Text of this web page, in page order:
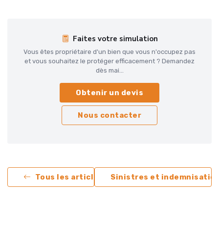
Faites votre simulation
Vous êtes propriétaire d'un bien que vous n'occupez pas
et vous souhaitez le protéger efficacement ? Demandez
dès mai...
Obtenir un devis
Nous contacter
Tous les articles Sinistres et